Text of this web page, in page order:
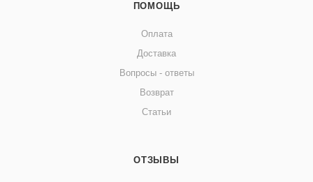
ПОМОЩЬ
Оплата
Доставка
Вопросы - ответы
Возврат
Статьи
ОТЗЫВЫ